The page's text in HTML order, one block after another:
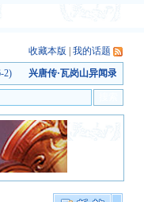
收藏本版 |我的话题
兴唐传·瓦岗山异闻录（